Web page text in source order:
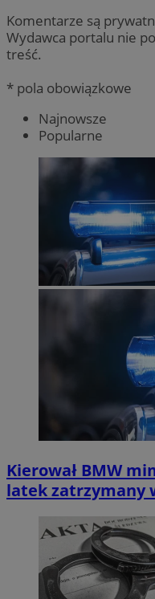
Komentarze są
Wydawca portalu nie
treść.
* pola obowiązkowe
Najnowsze
Popularne
Kierował BMW
latek zatrzymany